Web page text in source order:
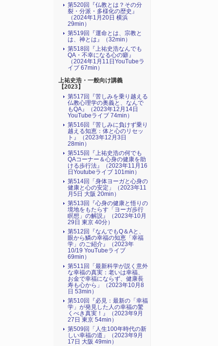
第520回『仏教とは？その分
裂・分派・多様化の歴史』
（2024年1月20日 横浜
29min）
第519回『運命とは、宗教と
は、神とは』（32min）
第518回『上祐史浩なんでも
QA・不幸になる心の癖』
（2024年1月11日YouTubeラ
イブ 67min）
上祐史浩・一般向け講義
【2023】
第517回『苦しみを乗り越える
仏教心理学の奥義と、なんで
もQA』（2023年12月14日
YouTubeライブ 74min）
第516回『苦しみに負けず乗り
越える知恵：体と心のリセッ
ト』（2023年12月3日
28min）
第515回『上祐史浩の何でも
QAコーナー＆心身の健康を助
ける歩行法』（2023年11月16
日Youtubeライブ 101min）
第514回「身体ヨーガと心身の
健康と心の安定」（2023年11
月5日 大阪 20min）
第513回『心身の健康と悟りの
境地をもたらす「ヨーガ歩行
瞑想」の解説』（2023年10月
29日 東京 40分）
第512回『なんでもQ＆Aと、
眼から鱗の幸福の知恵「幸福
学」のご紹介』（2023年
10/19 YouTubeライブ
69min）
第511回「最新科学が説く意外
な幸福の真実：老いは幸福、
お金で幸福にならず、健康長
寿も心から」（2023年10月8
日 53min）
第510回『必見：最新の「幸福
学」が発見した人の幸福の驚
くべき真実！』（2023年9月
27日 東京 54min）
第509回「人生100年時代の新
しい幸福の道」（2023年9月
17日 大阪 49min）